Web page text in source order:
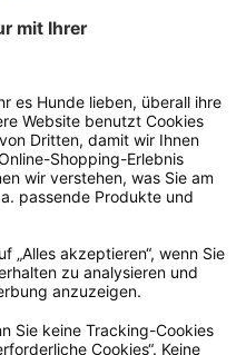
aus. Dieses
die Artikel
Dieses kannst du
anfordern. Hast du als
eine Email an
rufe zu unseren
wir dir ein